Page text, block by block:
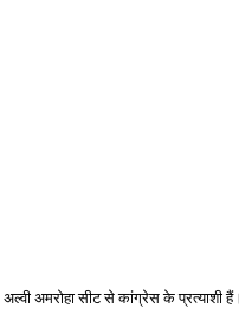
अल्वी अमरोहा सीट से कांग्रेस के